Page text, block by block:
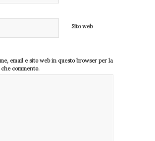
Sito web
email e sito web in questo browser per la
commento.